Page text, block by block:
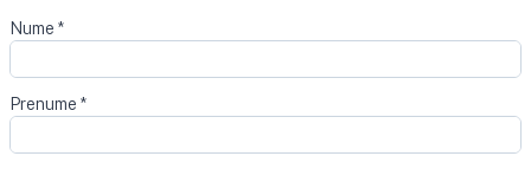
Nume *
Prenume *